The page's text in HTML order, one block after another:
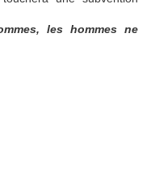
les hommes ne